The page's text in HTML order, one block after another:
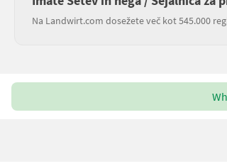
Na Landwirt.com dosežete več kot 545.000